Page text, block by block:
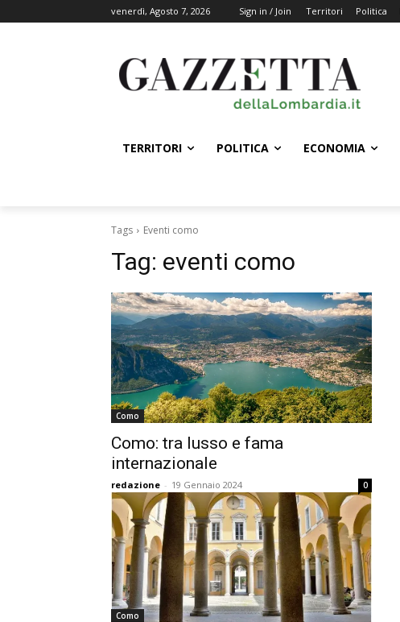
venerdì, Agosto 7, 2026 Sign in / Join Territori Politica
TERRITORI POLITICA ECONOMIA
Tags Eventi como
Tag: eventi como
Como
Como: tra lusso e fama
internazionale
redazione - 19 Gennaio 2024 0
Como